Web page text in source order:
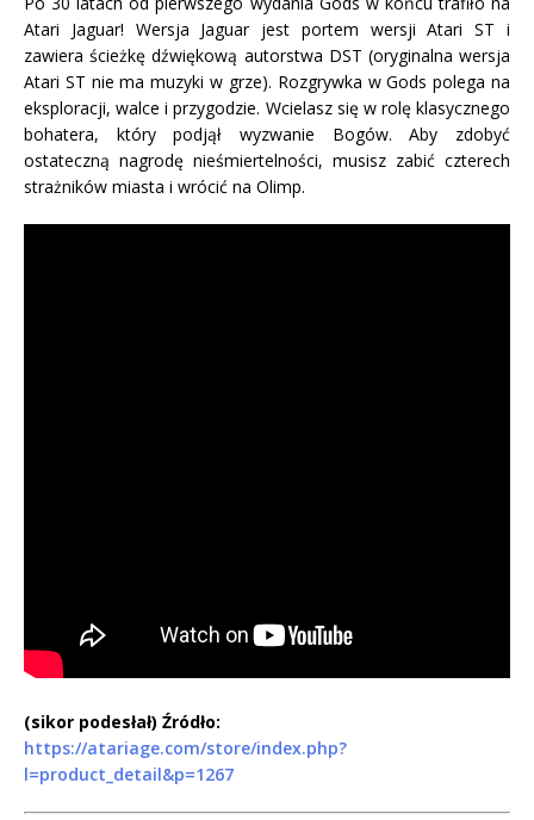
Atari Jaguar! Wersja Jaguar jest portem wersji Atari ST i
zawiera ścieżkę dźwiękową autorstwa DST (oryginalna wersja
Atari ST nie ma muzyki w grze). Rozgrywka w Gods polega na
eksploracji, walce i przygodzie. Wcielasz się w rolę klasycznego
bohatera, który podjął wyzwanie Bogów. Aby zdobyć
ostateczną nagrodę nieśmiertelności, musisz zabić czterech
strażników miasta i wrócić na Olimp.
(sikor podesłał) Źródło:
https://atariage.com/store/index.php?
l=product_detail&p=1267